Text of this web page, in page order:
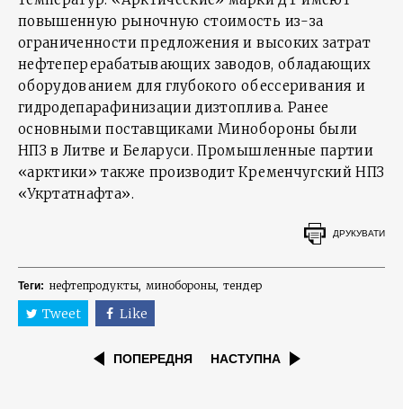
повышенную рыночную стоимость из-за
ограниченности предложения и высоких затрат
нефтеперерабатывающих заводов, обладающих
оборудованием для глубокого обессеривания и
гидродепарафинизации дизтоплива. Ранее
основными поставщиками Минобороны были
НПЗ в Литве и Беларуси. Промышленные партии
«арктики» также производит Кременчугский НПЗ
«Укртатнафта».
ДРУКУВАТИ
Теги: нефтепродукты минобороны тендер
Tweet Like
ПОПЕРЕДНЯ НАСТУПНА